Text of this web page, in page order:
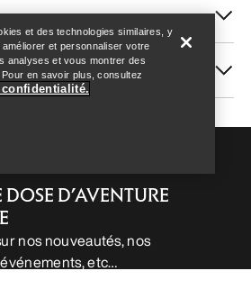
D’AVENTURE
nos nouveautés, nos
etc…
et des technologies similaires, y
et personnaliser votre
analyses et vous montrer des
en savoir plus, consultez